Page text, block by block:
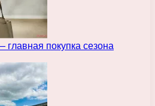
покупка сезона